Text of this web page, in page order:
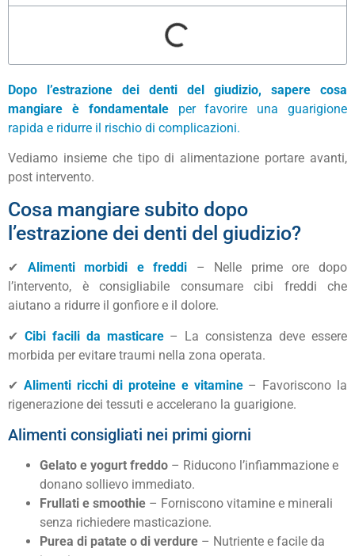
Dopo l’estrazione dei denti del giudizio, sapere cosa
mangiare è fondamentaleper favorire una guarigione
rapida e ridurre il rischio di complicazioni.
Vediamo insieme che tipo di alimentazione portare avanti,
post intervento.
Cosa mangiare subito dopo
l’estrazione dei denti del giudizio?
✔ Alimenti morbidi e freddi – Nelle prime ore dopo
l’intervento, è consigliabile consumare cibi freddi che
aiutano a ridurre il gonfiore e il dolore.
✔ Cibi facili da masticare– La consistenza deve essere
morbida per evitare traumi nella zona operata.
✔ Alimenti ricchi di proteine e vitamine– Favoriscono la
rigenerazione dei tessuti e accelerano la guarigione.
Alimenti consigliati nei primi giorni
Gelato e yogurt freddo – Riducono l’infiammazione e
donano sollievo immediato.
Frullati e smoothie – Forniscono vitamine e minerali
senza richiedere masticazione.
Purea di patate o di verdure – Nutriente e facile da